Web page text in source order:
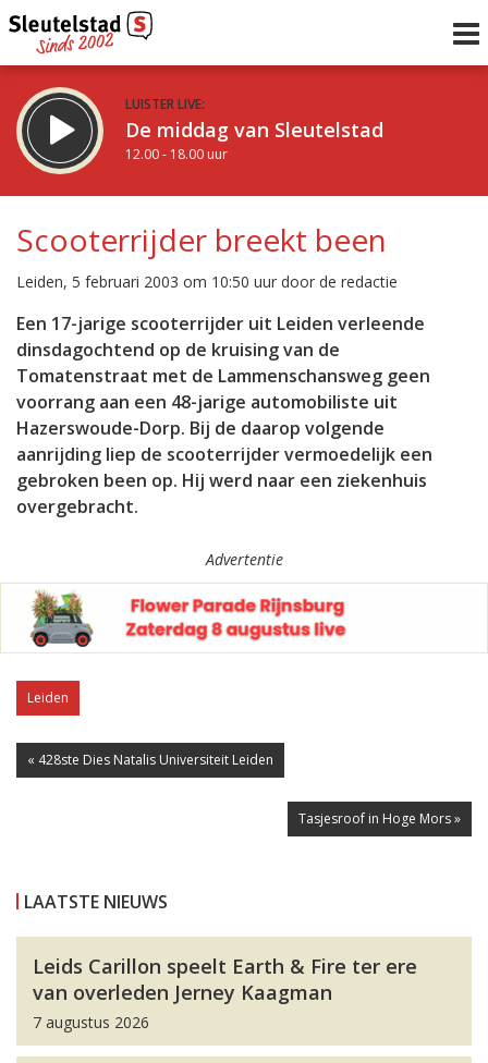
LUISTER LIVE:
De middag van Sleutelstad
12.00 - 18.00 uur
De vrijdagavond met Keanu
18.00 - 19.00 uur
Vorig uur
Volgend uur
Inklappen
Scooterrijder breekt been
Leiden, 5 februari 2003 om 10:50 uur door de redactie
Een 17-jarige scooterrijder uit Leiden verleende
dinsdagochtend op de kruising van de
Tomatenstraat met de Lammenschansweg geen
voorrang aan een 48-jarige automobiliste uit
Hazerswoude-Dorp. Bij de daarop volgende
aanrijding liep de scooterrijder vermoedelijk een
gebroken been op. Hij werd naar een ziekenhuis
overgebracht.
Advertentie
Leiden
« 428ste Dies Natalis Universiteit Leiden
Tasjesroof in Hoge Mors »
LAATSTE NIEUWS
Leids Carillon speelt Earth & Fire ter ere
van overleden Jerney Kaagman
7 augustus 2026